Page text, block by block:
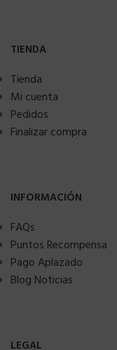
TIENDA
Tienda
Mi cuenta
Pedidos
Finalizar compra
INFORMACIÓN
FAQs
Puntos Recompensa
Pago Aplazado
Blog Noticias
LEGAL